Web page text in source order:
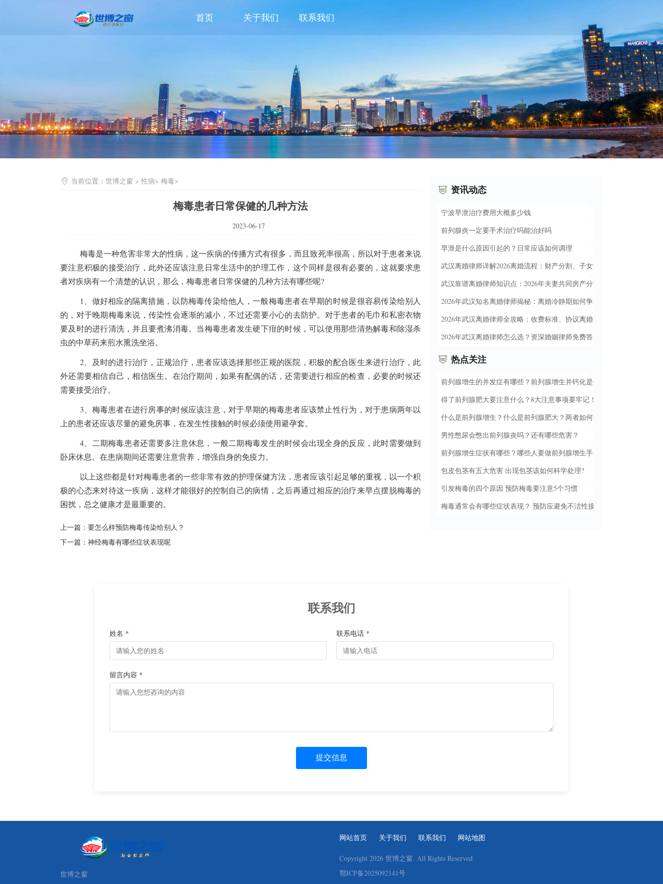
首页 关于我们 联系我们
当前位置：世博之窗 >性病>梅毒>
梅毒患者日常保健的几种方法
2023-06-17
梅毒是一种危害非常大的性病，这一疾病的传播方式有很多，而且致死率很高，所以对于患者来说
要注意积极的接受治疗，此外还应该注意日常生活中的护理工作，这个同样是很有必要的，这就要求患
者对疾病有一个清楚的认识，那么，梅毒患者日常保健的几种方法有哪些呢?
1、做好相应的隔离措施，以防梅毒传染给他人，一般梅毒患者在早期的时候是很容易传染给别人
的，对于晚期梅毒来说，传染性会逐渐的减小，不过还需要小心的去防护。对于患者的毛巾和私密衣物
要及时的进行清洗，并且要煮沸消毒。当梅毒患者发生硬下疳的时候，可以使用那些清热解毒和除湿杀
虫的中草药来煎水熏洗坐浴。
2、及时的进行治疗，正规治疗，患者应该选择那些正规的医院，积极的配合医生来进行治疗，此
外还需要相信自己，相信医生。在治疗期间，如果有配偶的话，还需要进行相应的检查，必要的时候还
需要接受治疗。
3、梅毒患者在进行房事的时候应该注意，对于早期的梅毒患者应该禁止性行为，对于患病两年以
上的患者还应该尽量的避免房事，在发生性接触的时候必须使用避孕套。
4、二期梅毒患者还需要多注意休息，一般二期梅毒发生的时候会出现全身的反应，此时需要做到
卧床休息。在患病期间还需要注意营养，增强自身的免疫力。
以上这些都是针对梅毒患者的一些非常有效的护理保健方法，患者应该引起足够的重视，以一个积
极的心态来对待这一疾病，这样才能很好的控制自己的病情，之后再通过相应的治疗来早点摆脱梅毒的
困扰，总之健康才是最重要的。
上一篇： 要怎么样预防梅毒传染给别人？
下一篇： 神经梅毒有哪些症状表现呢
资讯动态
宁波早泄治疗费用大概多少钱
前列腺炎一定要手术治疗吗能治好吗
早泄是什么原因引起的？日常应该如何调理
武汉离婚律师详解2026离婚流程：财产分割、子女抚养权与债务处理必
武汉靠谱离婚律师知识点：2026年夫妻共同房产分割、彩礼退还条件和
2026年武汉知名离婚律师揭秘：离婚冷静期如何争取孩子抚养权与多分
2026年武汉离婚律师全攻略：收费标准、协议离婚流程、财产分割与抚
2026年武汉离婚律师怎么选？资深婚姻律师免费答疑，助您避开财产分
热点关注
前列腺增生的并发症有哪些？前列腺增生并钙化是什么意思？
得了前列腺肥大要注意什么？8大注意事项要牢记！
什么是前列腺增生？什么是前列腺肥大？两者如何区分？
男性憋尿会憋出前列腺炎吗？还有哪些危害？
前列腺增生症状有哪些？哪些人要做前列腺增生手术？
包皮包茎有五大危害 出现包茎该如何科学处理?
引发梅毒的四个原因 预防梅毒要注意5个习惯
梅毒通常会有哪些症状表现？ 预防应避免不洁性接触
联系我们
姓名 * 联系电话 *
留言内容 *
提交信息
世博之窗
网站首页 关于我们 联系我们 网站地图
Copyright 2026 世博之窗. All Rights Reserved
鄂ICP备2025092141号